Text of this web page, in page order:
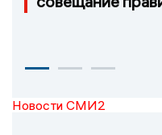
Новости СМИ2